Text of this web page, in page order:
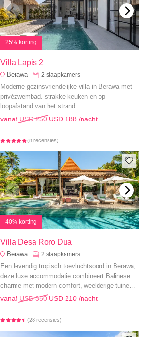
25% korting
Villa Lapis 2
Berawa 2slaapkamers
Moderne gezinsvriendelijke villa in Berawa met
privézwembad, strakke keuken en op
loopafstand van het strand.
vanaf USD 250 USD 188 /nacht
(8 recensies)
40% korting
Villa Desa Roro Dua
Berawa 2slaapkamers
Een levendig tropisch toevluchtsoord in Berawa,
deze luxe accommodatie combineert Balinese
charme met modern comfort, weelderige tuinen
en een sprankelend zwembad.
vanaf USD 350 USD 210 /nacht
(28 recensies)